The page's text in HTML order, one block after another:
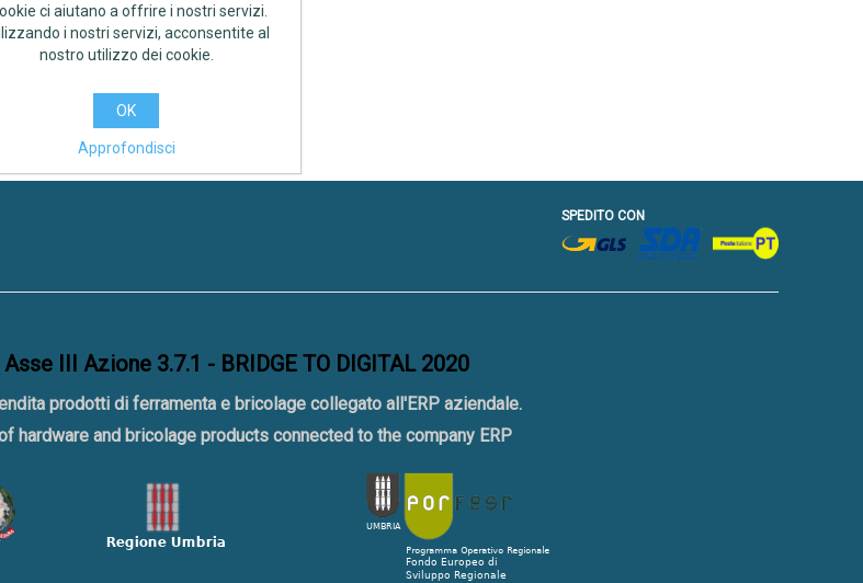
SPEDITO CON
III Azione 3.7.1 - BRIDGE TO DIGITAL 2020
prodotti di ferramenta e bricolage collegato all'ERP aziendale.
hardware and bricolage products connected to the company ERP
ci aiutano a offrire i nostri servizi.
i nostri servizi, acconsentite al
nostro utilizzo dei cookie.
OK
Approfondisci